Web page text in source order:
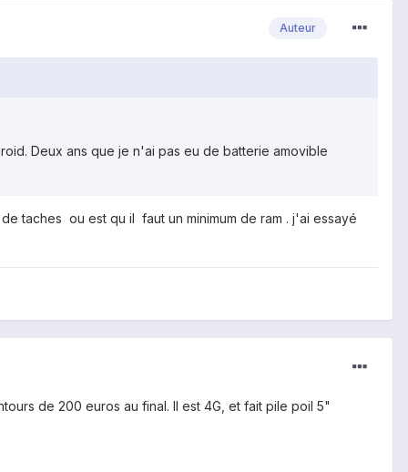
Auteur
Deux ans que je n'ai pas eu de batterie amovible
taches ou est qu il faut un minimum de ram . j'ai essayé
de 200 euros au final. Il est 4G, et fait pile poil 5"